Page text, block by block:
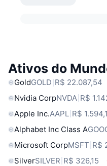
Ativos do
GoldGOLD R$ 22.087,54
Nvidia CorpNVDA R$
Apple Inc.AAPL R$
Alphabet Inc Class A
Microsoft CorpMSFT R$
SilverSILVER R$ 326,15